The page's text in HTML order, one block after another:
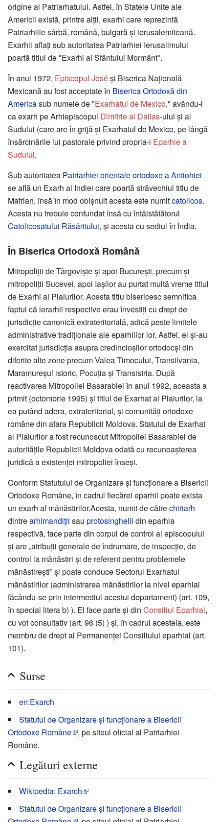
origine al Patriarhatului. Astfel, în Statele Unite ale
Americii există, printre alții, exarhi care reprezintă
Patriarhiile sârbă, română, bulgară și ierusalemiteană.
Exarhii aflați sub autoritatea Patriarhiei Ierusalimului
poartă titlul de "Exarhi ai Sfântului Mormânt".
În anul 1972, Episcopul Joséși Biserica Națională
Mexicană au fost acceptate în Biserica Ortodoxă din
Americasub numele de "Exarhatul de Mexico," avându-l
ca exarh pe Arhiepiscopul Dimitrie al Dallas-ului și al
Sudului (care are în grijă și Exarhatul de Mexico, pe lângă
însărcinările lui pastorale privind propria-i Eparhie a
Sudului.
Sub autoritatea Patriarhiei orientale ortodoxe a Antiohiei
se află un Exarh al Indiei care poartă străvechiul titlu de
Mafrian, însă în mod obișnuit acesta este numitcatolicos.
Acesta nu trebuie confundat însă cu întâistătătorul
Catolicosatului Răsăritului, și acesta cu sediul în India.
În Biserica Ortodoxă Română
Mitropoliții de Târgoviște și apoi București, precum și
mitropoliții Sucevei, apoi Iașilor au purtat multă vreme titlul
de Exarhi al Plaiurilor. Acesta titlu bisericesc semnifica
faptul că ierarhii respective erau învestiți cu drept de
jurisdicție canonică extrateritorială, adică peste limitele
administrative tradiționale ale eparhiilor lor. Astfel, ei și-au
exercitat jurisdicția asupra credincioșilor ortodocși din
diferite alte zone precum Valea Timocului, Transilvania,
Maramureșul istoric, Pocuția și Transistria. După
reactivarea Mitropoliei Basarabiei în anul 1992, aceasta a
primit (octombrie 1995) și titlul de Exarhat al Plaiurilor, la
ea putând adera, extrateritorial, și comunități ortodoxe
române din afara Republicii Moldova. Statutul de Exarhat
al Plaiurilor a fost recunoscut Mitropoliei Basarabiei de
autoritățile Republicii Moldova odată cu recunoașterea
juridică a existenței mitropoliei înseși.
Conform Statutului de Organizare și funcționare a Bisericii
Ortodoxe Române, în cadrul fiecărei eparhii poate exista
un exarh al mănăstirilor.Acesta, numit de cătrechiriarh
dintrearhimandiții sau protosinghelii din eparhia
respectivă, face parte din corpul de control al episcopului
și are „atribuții generale de îndrumare, de inspecție, de
control la mănăstiri și de referent pentru problemele
mănăstirești” și poate conduce Sectorul Exarhatul
mănăstirilor (administrarea mănăstirilor la nivel eparhial
făcându-se prin intermediul acestui departament) (art. 109,
în special litera b) ). El face parte și din Consiliul Eparhial,
cu vot consultativ (art. 96 (5) ) și, în cadrul acesteia, este
membru de drept al Permanenței Consiliului eparhial (art.
101).
Surse
en:Exarch
Statutul de Organizare și funcționare a Bisericii
Ortodoxe Române
, pe siteul oficial al Patriarhiei
Române.
Legături externe
Wikipedia: Exarch
Statutul de Organizare și funcționare a Bisericii